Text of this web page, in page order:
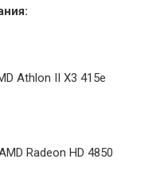
Athlon II X3 415e
Radeon HD 4850